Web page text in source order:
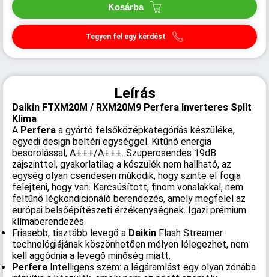
Kosárba
Tegyen fel egy kérdést
Leírás
Daikin FTXM20M / RXM20M9 Perfera Inverteres Split
Klíma
A Perfera a gyártó felsőközépkategóriás készüléke,
egyedi design beltéri egységgel. Kitűnő energia
besorolással, A+++/A+++. Szupercsendes 19dB
zajszinttel, gyakorlatilag a készülék nem hallható, az
egység olyan csendesen működik, hogy szinte el fogja
felejteni, hogy van. Karcsúsított, finom vonalakkal, nem
feltűnő légkondicionáló berendezés, amely megfelel az
európai belsőépítészeti érzékenységnek. Igazi prémium
klímaberendezés.
Frissebb, tisztább levegő a Daikin Flash Streamer
technológiájának köszönhetően mélyen lélegezhet, nem
kell aggódnia a levegő minőség miatt.
Perfera Intelligens szem: a légáramlást egy olyan zónába